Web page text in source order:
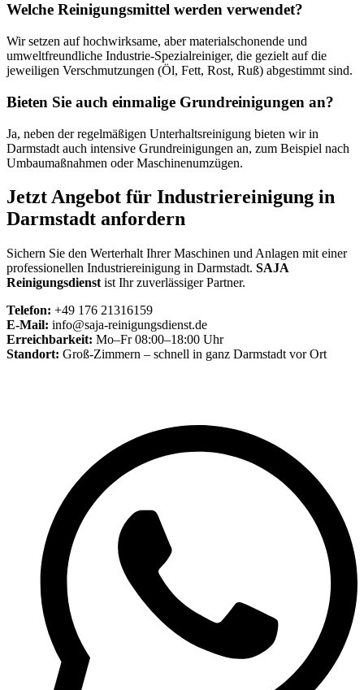
Welche Reinigungsmittel werden verwendet?
Wir setzen auf hochwirksame, aber materialschonende und
umweltfreundliche Industrie-Spezialreiniger, die gezielt auf die
jeweiligen Verschmutzungen (Öl, Fett, Rost, Ruß) abgestimmt sind.
Bieten Sie auch einmalige Grundreinigungen an?
Ja, neben der regelmäßigen Unterhaltsreinigung bieten wir in
Darmstadt auch intensive Grundreinigungen an, zum Beispiel nach
Umbaumaßnahmen oder Maschinenumzügen.
Jetzt Angebot für Industriereinigung in
Darmstadt anfordern
Sichern Sie den Werterhalt Ihrer Maschinen und Anlagen mit einer
professionellen Industriereinigung in Darmstadt. SAJA
Reinigungsdienst ist Ihr zuverlässiger Partner.
Telefon: +49 176 21316159
E-Mail: info@saja-reinigungsdienst.de
Erreichbarkeit: Mo–Fr 08:00–18:00 Uhr
Standort: Groß-Zimmern – schnell in ganz Darmstadt vor Ort